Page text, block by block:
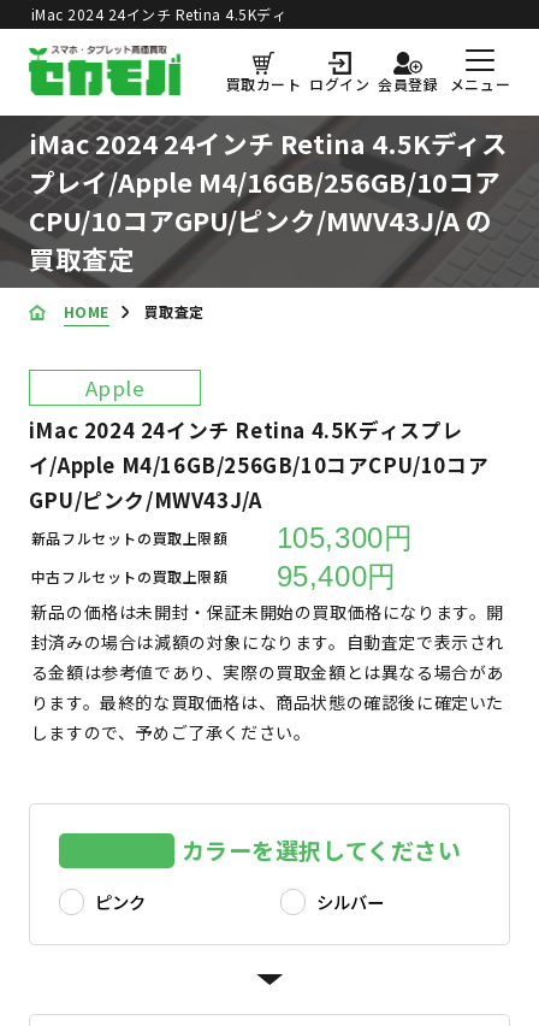
買取価格更新日：2026年8月5日
iMac 2024 24インチ Retina 4.5Kディ
コアCPU/10コアGPU/ピン
ク/MWV43J/A の買取査定
買取カート ログイン 会員登録 メニュー
iMac 2024 24インチ Retina 4.5Kディス
プレイ/Apple M4/16GB/256GB/10コア
CPU/10コアGPU/ピンク/MWV43J/A の
買取査定
HOME 買取査定
Apple
iMac 2024 24インチ Retina 4.5Kディスプレ
イ/Apple M4/16GB/256GB/10コアCPU/10コア
GPU/ピンク/MWV43J/A
新品フルセットの買取上限額 105,300円
中古フルセットの買取上限額 95,400円
新品の価格は未開封・保証未開始の買取価格になります。開
封済みの場合は減額の対象になります。自動査定で表示され
る金額は参考値であり、実際の買取金額とは異なる場合があ
ります。最終的な買取価格は、商品状態の確認後に確定いた
しますので、予めご了承ください。
カラーを選択してください
ピンク シルバー